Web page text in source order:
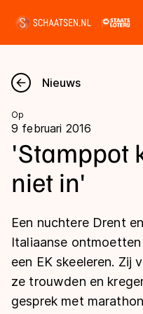
Nieuws
Kalender
Disciplines
Langebaan
Shorttrack
Inlineskaten
Uitslagen
Langebaan
Shorttrack
Marathon
Tijden &
Ranglijsten Langebaan
Nieuws
Op
9 februari 2016
'Stamppot
niet in'
Een nuchtere Drent
Italiaanse
een EK skeeleren. Zij
ze trouwden en
gesprek met